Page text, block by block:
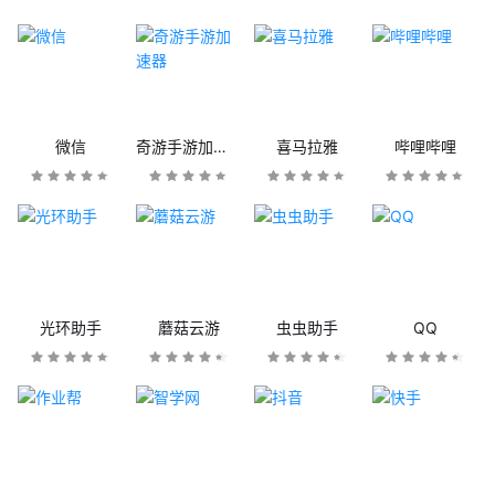
微信 奇游手游加速器 喜马拉雅 哔哩哔哩
光环助手 蘑菇云游 虫虫助手 QQ